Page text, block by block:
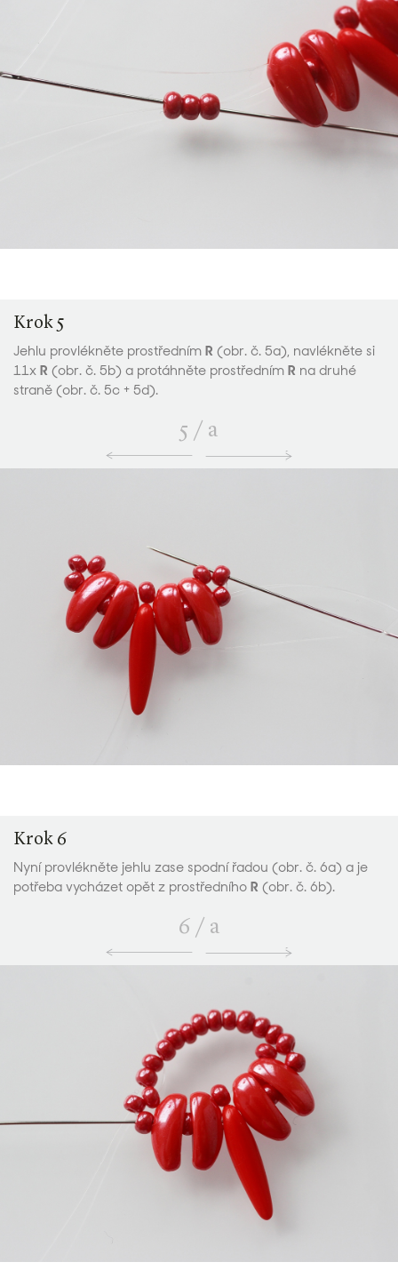
Krok 5
Jehlu provlékněte prostředním R (obr. č. 5a), navlékněte si
11x R (obr. č. 5b) a protáhněte prostředním R na druhé
straně (obr. č. 5c + 5d).
5 / a
Krok 6
Nyní provlékněte jehlu zase spodní řadou (obr. č. 6a) a je
potřeba vycházet opět z prostředního R (obr. č. 6b).
6 / a